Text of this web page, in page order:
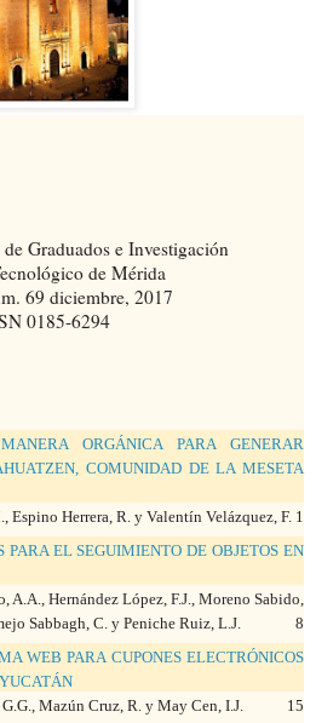
Graduados e Investigación
de Mérida
69 diciembre, 2017
0185-6294
ORGÁNICA PARA GENERAR
COMUNIDAD DE LA MESETA
Espino Herrera, R. y Valentín Velázquez, F. 1
EL SEGUIMIENTO DE OBJETOS EN
A.A., Hernández López, F.J., Moreno Sabido,
Sabbagh, C. y Peniche Ruiz, L.J. 8
WEB PARA CUPONES ELECTRÓNICOS
G.G., Mazún Cruz, R. y May Cen, I.J. 15